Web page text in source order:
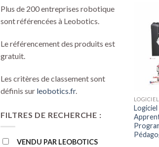
Plus de 200 entreprises robotique
sont référencées à Leobotics.
Le référencement des produits est
gratuit.
Les critères de classement sont
définis sur leobotics.fr.
FILTRES DE RECHERCHE :
VENDU PAR LEOBOTICS